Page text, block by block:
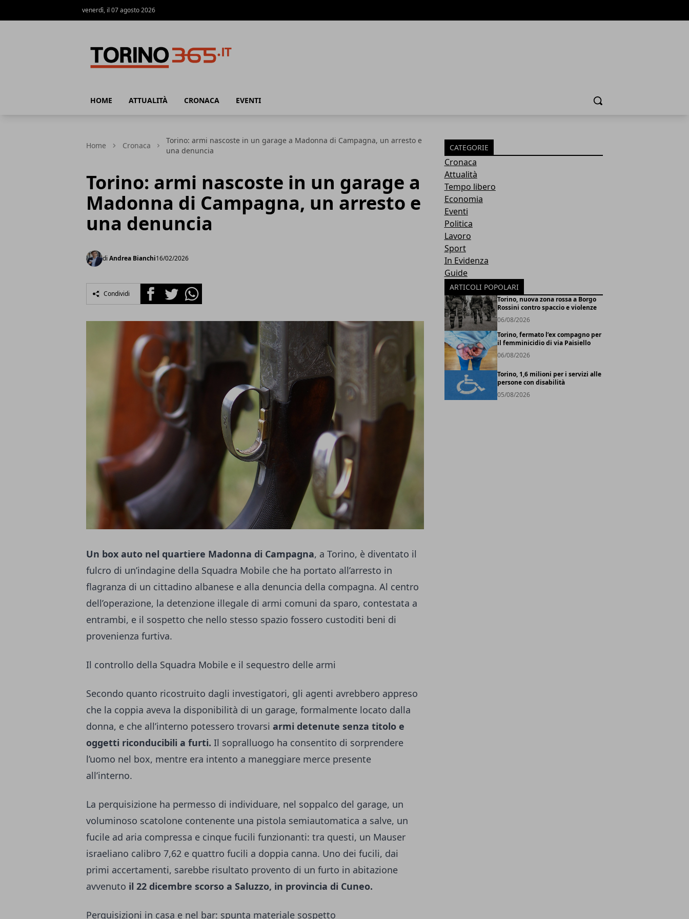
venerdì, il 07 agosto 2026
HOME ATTUALITÀ CRONACA EVENTI Cerca
Home Cronaca
Torino: armi nascoste in un garage a Madonna di Campagna, un arresto e
una denuncia
Torino: armi nascoste in un garage a
Madonna di Campagna, un arresto e
una denuncia
di Andrea Bianchi16/02/2026
Condividi FacebookTwitterWhatsapp
Un box auto nel quartiere Madonna di Campagna, a Torino, è diventato il
fulcro di un’indagine della Squadra Mobile che ha portato all’arresto in
flagranza di un cittadino albanese e alla denuncia della compagna. Al centro
dell’operazione, la detenzione illegale di armi comuni da sparo, contestata a
entrambi, e il sospetto che nello stesso spazio fossero custoditi beni di
provenienza furtiva.
Il controllo della Squadra Mobile e il sequestro delle armi
Secondo quanto ricostruito dagli investigatori, gli agenti avrebbero appreso
che la coppia aveva la disponibilità di un garage, formalmente locato dalla
donna, e che all’interno potessero trovarsi armi detenute senza titolo e
oggetti riconducibili a furti. Il sopralluogo ha consentito di sorprendere
l’uomo nel box, mentre era intento a maneggiare merce presente
all’interno.
La perquisizione ha permesso di individuare, nel soppalco del garage, un
voluminoso scatolone contenente una pistola semiautomatica a salve, un
fucile ad aria compressa e cinque fucili funzionanti: tra questi, un Mauser
israeliano calibro 7,62 e quattro fucili a doppia canna. Uno dei fucili, dai
primi accertamenti, sarebbe risultato provento di un furto in abitazione
avvenuto il 22 dicembre scorso a Saluzzo, in provincia di Cuneo.
Perquisizioni in casa e nel bar: spunta materiale sospetto
CATEGORIE
Cronaca
Attualità
Tempo libero
Economia
Eventi
Politica
Lavoro
Sport
In Evidenza
Guide
ARTICOLI POPOLARI
Torino, nuova zona rossa a Borgo
Rossini contro spaccio e violenze
06/08/2026
Torino, fermato l’ex compagno per
il femminicidio di via Paisiello
06/08/2026
Torino, 1,6 milioni per i servizi alle
persone con disabilità
05/08/2026